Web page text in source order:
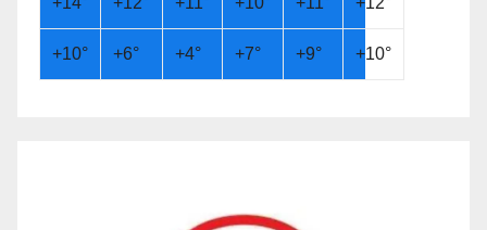
+10° +6° +4° +7° +9° +10°